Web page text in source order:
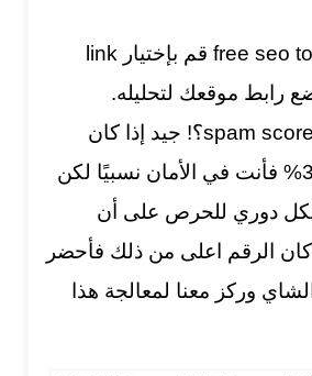
2- من قائمة free seo tools قم بإختيار link
3- هل تجد خانة spam score؟! جيد إذا كان
الرقم أقل من 30% فأنت في الأمان نسبيًا لكن
دوري للحرص على أن
الرقم اعلى من ذلك فأحضر
وركز معنا لمعالجة هذا